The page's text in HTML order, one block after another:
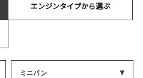
エンジンタイプから選ぶ
ミニバン